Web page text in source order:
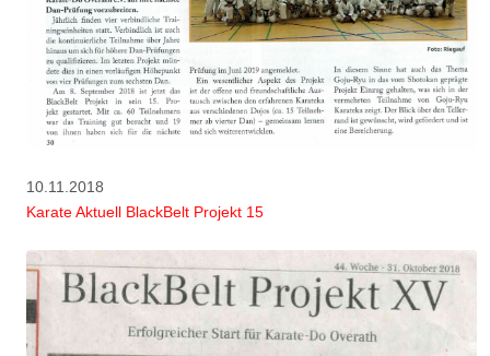
10.11.2018
Karate Aktuell BlackBelt Projekt 15